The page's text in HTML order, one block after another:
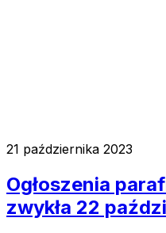
21 października 2023
Ogłoszenia
zwykła 22